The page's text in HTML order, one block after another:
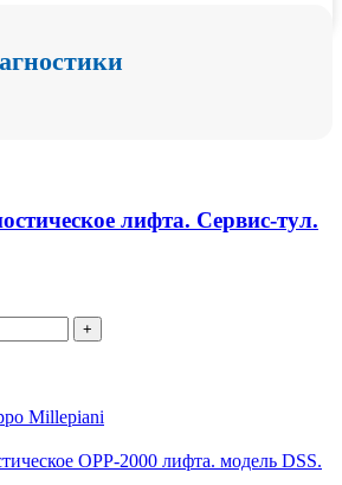
лифта. Сервис-тул.
Millepiani